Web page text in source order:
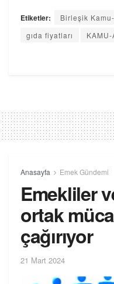
Etiketler: Birleşik
gıda fiyatları
KAMU-
Anasayfa Emek Gündemi
Emekliler
ortak
çağırıyor
21 Mart 2024